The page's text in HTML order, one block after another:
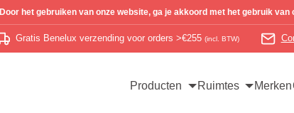
Gratis Benelux verzending voor orders >€255 (incl. BTW)
Producten Ruimtes Merken
Door het gebruiken van onze website, ga je akkoord met het gebruik